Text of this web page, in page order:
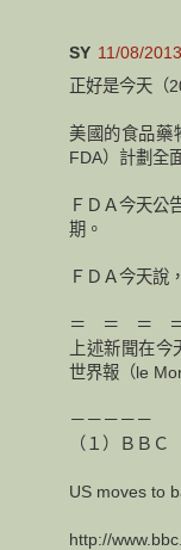
SY 11/08/
正好是今天（
美國的食品藥
FDA）計劃全
ＦＤＡ今天公
期。
ＦＤＡ今天說
＝ ＝ ＝
上述新聞在
世界報（le
－－－－－
（１）ＢＢＣ
US moves to
http://